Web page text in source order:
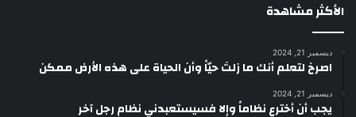
الأكثر مشاهدة
ديسمبر 21, 2024
‫اصرخ لتعلم أنك ما زلتَ حيّاً وأن الحياة على هذه الأرض ممكن
ديسمبر 21, 2024
يجب أن أخترع نظاماً وإلا فسيستعبدني نظام رجل آخر